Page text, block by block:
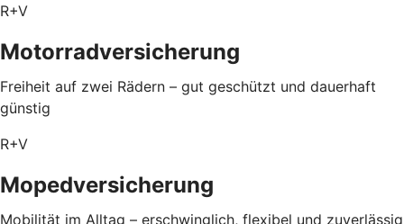
R+V
Motorradversicherung
Freiheit auf zwei Rädern – gut geschützt und dauerhaft
günstig
R+V
Mopedversicherung
Mobilität im Alltag – erschwinglich, flexibel und zuverlässig